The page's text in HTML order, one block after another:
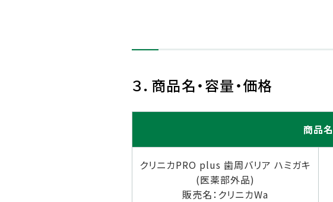
３．商品名・容量・価格
商品名
クリニカPRO plus 歯周バリア ハミガキ
(医薬部外品)
販売名：クリニカWa